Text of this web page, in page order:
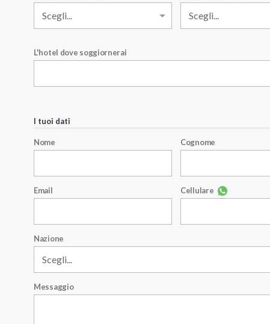
L'hotel dove soggiornerai
I tuoi dati
Nome Cognome
Email Cellulare
Nazione
Messaggio